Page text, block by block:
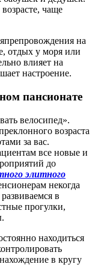
чаще
на
отдых у моря или
влияет на
настроение.
пансионате
велосипед».
возраста
за вас.
все новые и
до
элитного
некогда
в
прогулки,
находиться
в кругу